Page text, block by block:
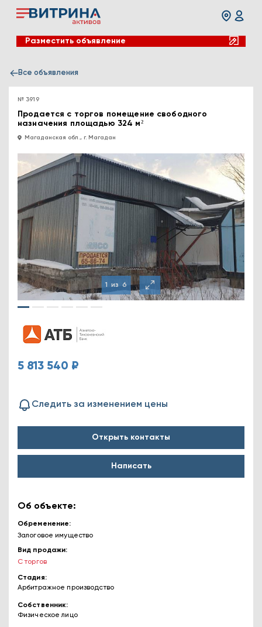
Разместить объявление
Все объявления
№ 3919
Продается с торгов помещение свободного
назначения площадью 324 м²
Магаданская обл., г. Магадан
1 из6
5 813 540 ₽
Следить за изменением цены
Открыть контакты
Написать
Об объекте:
Обременение
Залоговое имущество
Вид продажи
С торгов
Стадия
Арбитражное производство
Собственник
Физическое лицо